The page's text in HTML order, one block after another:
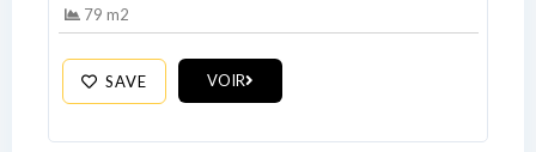
79 m2
SAVE VOIR